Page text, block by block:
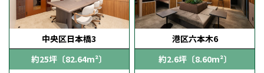
中央区日本橋3
約25坪〔82.64m²〕
港区六本木6
約2.6坪〔8.60m²〕